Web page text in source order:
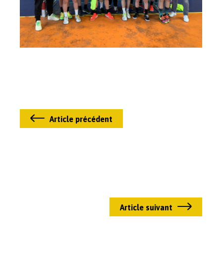
Article précédent
Article suivant